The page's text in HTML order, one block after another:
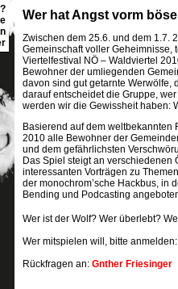
Wer hat Angst vorm
Zwischen dem 25.6. und dem 1.7.
Gemeinschaft voller Geheimnisse,
Viertelfestival NÖ – Waldviertel
Bewohner der umliegenden
davon sind gut getarnte Werwölfe,
darauf entscheidet die Gruppe,
werden wir die Gewissheit haben:
Basierend auf dem weltbekannten
2010 alle Bewohner der
und dem gefährlichsten
Das Spiel steigt an verschiedenen
interessanten Vorträgen zu
der monochrom’sche Hackbus, in
Bending und Podcasting
Wer ist der Wolf? Wer überlebt?
Wer mitspielen will, bitte
Rückfragen an: Gnther Friesinger